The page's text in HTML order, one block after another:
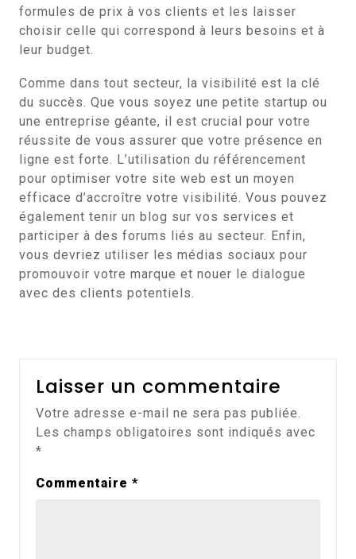
formules de prix à vos clients et les laisser
choisir celle qui correspond à leurs besoins et à
leur budget.
Comme dans tout secteur, la visibilité est la clé
du succès. Que vous soyez une petite startup ou
une entreprise géante, il est crucial pour votre
réussite de vous assurer que votre présence en
ligne est forte. L’utilisation du référencement
pour optimiser votre site web est un moyen
efficace d’accroître votre visibilité. Vous pouvez
également tenir un blog sur vos services et
participer à des forums liés au secteur. Enfin,
vous devriez utiliser les médias sociaux pour
promouvoir votre marque et nouer le dialogue
avec des clients potentiels.
Laisser un commentaire
Votre adresse e-mail ne sera pas publiée.
Les champs obligatoires sont indiqués avec
*
Commentaire *